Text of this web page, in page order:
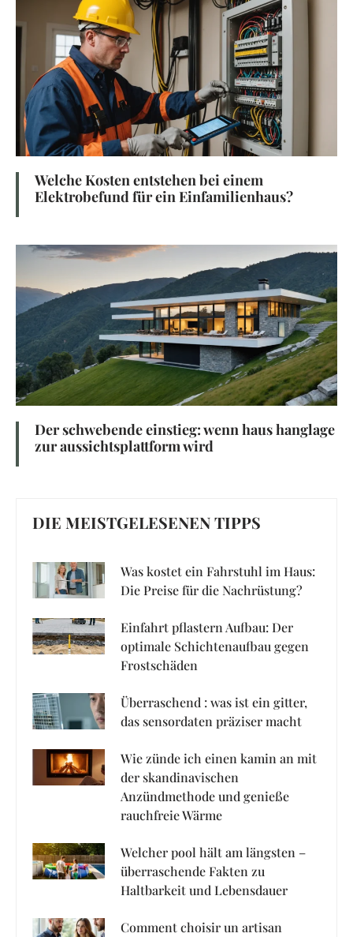
Welche Kosten entstehen bei einem
Elektrobefund für ein Einfamilienhaus?
Der schwebende einstieg: wenn haus hanglage
zur aussichtsplattform wird
DIE MEISTGELESENEN TIPPS
Was kostet ein Fahrstuhl im Haus:
Die Preise für die Nachrüstung?
Einfahrt pflastern Aufbau: Der
optimale Schichtenaufbau gegen
Frostschäden
Überraschend : was ist ein gitter,
das sensordaten präziser macht
Wie zünde ich einen kamin an mit
der skandinavischen
Anzündmethode und genieße
rauchfreie Wärme
Welcher pool hält am längsten –
überraschende Fakten zu
Haltbarkeit und Lebensdauer
Comment choisir un artisan